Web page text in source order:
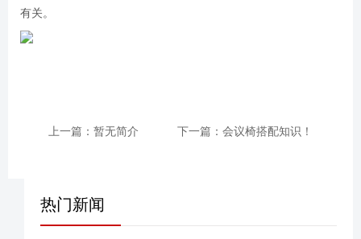
有关。
上一篇：暂无简介 下一篇：会议椅搭配知识！
热门新闻